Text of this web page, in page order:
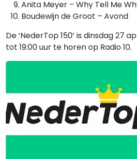
Anita Meyer – Why Tell Me
Boudewijn de Groot – Avond
De ‘NederTop 150’ is dinsdag 27
tot 19:00 uur te horen op Radio 10.
Gerelateerde